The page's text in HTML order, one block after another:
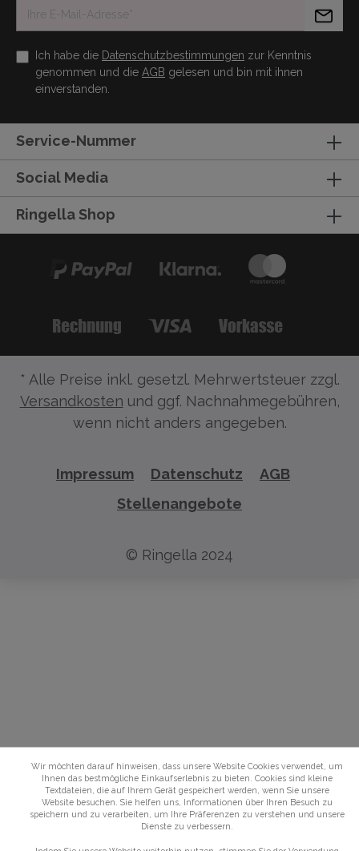
Ich habe die Datenschutzbestimmungen zur Kenntnis
genommen und die AGB gelesen und bin mit ihnen
einverstanden.
Service-Nummer
Social Media
Ringella Shop
* Alle Preise inkl. gesetzl. Mehrwertsteuer zzgl.
Versandkosten und ggf. Nachnahmegebühren,
wenn nicht anders angegeben.
Impressum Datenschutz
AGB
Stellenangebote
© Ringella 2024
Wir möchten darauf hinweisen, dass unsere Website Cookies verwendet, um
Ihnen das bestmögliche Einkaufserlebnis zu bieten. Cookies sind kleine
Textdateien, die auf Ihrem Gerät gespeichert werden, wenn Sie unsere
Website besuchen. Sie helfen uns, Informationen über Ihren Besuch zu
speichern und zu verarbeiten, um Ihre Präferenzen zu verstehen und unsere
Dienste zu verbessern.